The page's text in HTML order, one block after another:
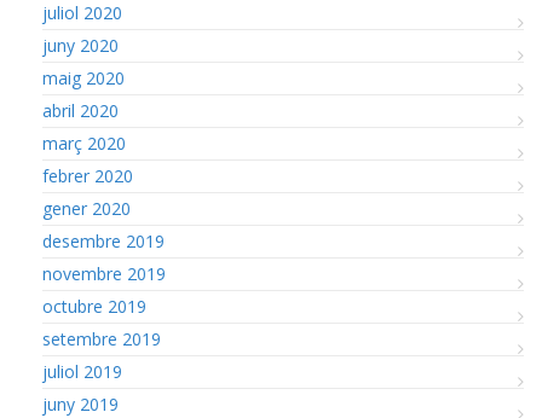
juliol 2020
juny 2020
maig 2020
abril 2020
març 2020
febrer 2020
gener 2020
desembre 2019
novembre 2019
octubre 2019
setembre 2019
juliol 2019
juny 2019